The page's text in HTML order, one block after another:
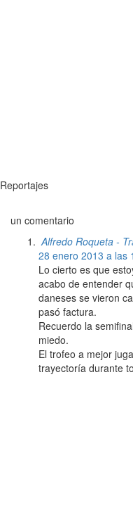
Reportajes
un comentario
Alfredo Roqueta -
28 enero 2013 a las
Lo cierto es que
acabo de entender
daneses se vieron
pasó factura.
Recuerdo la
miedo.
El trofeo a mejor
trayectoría durante